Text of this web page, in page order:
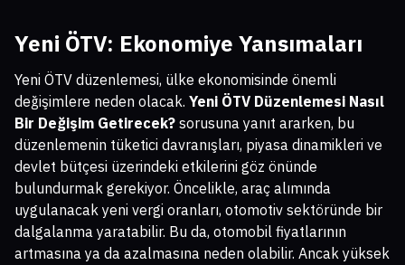
Yeni ÖTV: Ekonomiye Yansımaları
Yeni ÖTV düzenlemesi, ülke ekonomisinde önemli
değişimlere neden olacak. Yeni ÖTV Düzenlemesi Nasıl
Bir Değişim Getirecek? sorusuna yanıt ararken, bu
düzenlemenin tüketici davranışları, piyasa dinamikleri ve
devlet bütçesi üzerindeki etkilerini göz önünde
bulundurmak gerekiyor. Öncelikle, araç alımında
uygulanacak yeni vergi oranları, otomotiv sektöründe bir
dalgalanma yaratabilir. Bu da, otomobil fiyatlarının
artmasına ya da azalmasına neden olabilir. Ancak yüksek